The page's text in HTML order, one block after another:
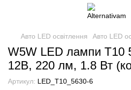
Авто LED освітлення Авто LED
W5W LED лампи T10
12В, 220 лм, 1.8 Вт
Артикул: LED_T10_5630-6